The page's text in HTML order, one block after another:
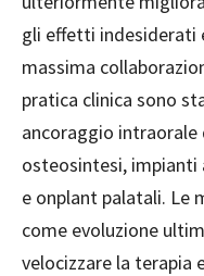
gli effetti indesiderati
massima
pratica clinica sono
ancoraggio intraorale
osteosintesi,
e onplant palatali. Le
come evoluzione
velocizzare la terapia